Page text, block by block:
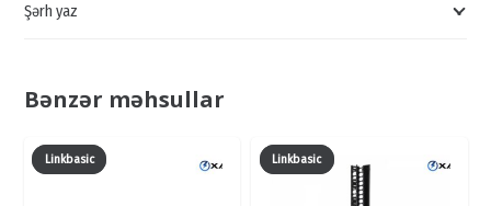
QİYMƏTİ
Şərh yaz
Bənzər məhsullar
Linkbasic Linkbasic